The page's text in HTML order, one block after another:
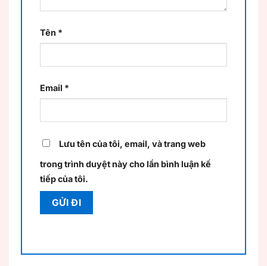
Tên *
Email *
Lưu tên của tôi, email, và trang web
trong trình duyệt này cho lần bình luận kế
tiếp của tôi.